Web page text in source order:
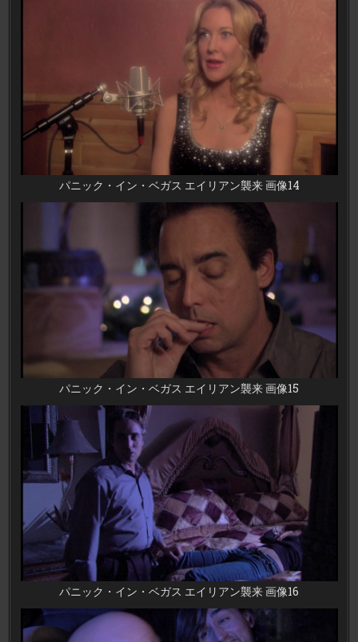
パニック・イン・ベガス エイリアン襲来 画像14
パニック・イン・ベガス エイリアン襲来 画像15
パニック・イン・ベガス エイリアン襲来 画像16